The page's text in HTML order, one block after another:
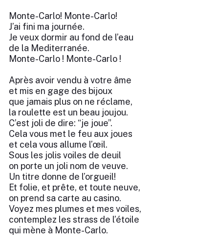
Monte-Carlo! Monte-Carlo!
J’ai fini ma journée.
Je veux dormir au fond de l’eau
de la Mediterranée.
Monte-Carlo ! Monte-Carlo !
Après avoir vendu à votre âme
et mis en gage des bijoux
que jamais plus on ne réclame,
la roulette est un beau joujou.
C’est joli de dire: “je joue”.
Cela vous met le feu aux joues
et cela vous allume l’œil.
Sous les jolis voiles de deuil
on porte un joli nom de veuve.
Un titre donne de l’orgueil!
Et folie, et prête, et toute neuve,
on prend sa carte au casino.
Voyez mes plumes et mes voiles,
contemplez les strass de l’étoile
qui mène à Monte-Carlo.